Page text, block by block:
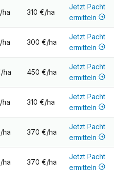
ha 310 €/ha
Jetzt Pacht
ermitteln
ha 300 €/ha
Jetzt Pacht
ermitteln
ha 450 €/ha
Jetzt Pacht
ermitteln
ha 310 €/ha
Jetzt Pacht
ermitteln
ha 370 €/ha
Jetzt Pacht
ermitteln
ha 370 €/ha
Jetzt Pacht
ermitteln